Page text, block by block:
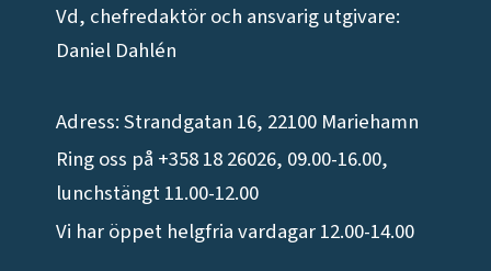
Vd, chefredaktör och ansvarig utgivare:
Daniel Dahlén
Adress: Strandgatan 16, 22100 Mariehamn
Ring oss på +358 18 26026, 09.00-16.00,
lunchstängt 11.00-12.00
Vi har öppet helgfria vardagar 12.00-14.00